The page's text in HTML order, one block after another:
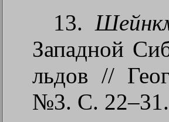
13.
Западной
льдов //
№3. С. 22–31.